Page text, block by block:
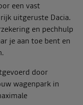
een vast
uitgeruste Dacia.
en pechhulp
je aan toe bent en
door
wagenpark in